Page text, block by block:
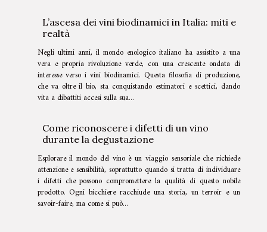
L’ascesa dei vini biodinamici in Italia: miti e
realtà
Negli ultimi anni, il mondo enologico italiano ha assistito a una
vera e propria rivoluzione verde, con una crescente ondata di
interesse verso i vini biodinamici. Questa filosofia di produzione,
che va oltre il bio, sta conquistando estimatori e scettici, dando
vita a dibattiti accesi sulla sua...
Come riconoscere i difetti di un vino
durante la degustazione
Esplorare il mondo del vino è un viaggio sensoriale che richiede
attenzione e sensibilità, soprattutto quando si tratta di individuare
i difetti che possono compromettere la qualità di questo nobile
prodotto. Ogni bicchiere racchiude una storia, un terroir e un
savoir-faire, ma come si può...